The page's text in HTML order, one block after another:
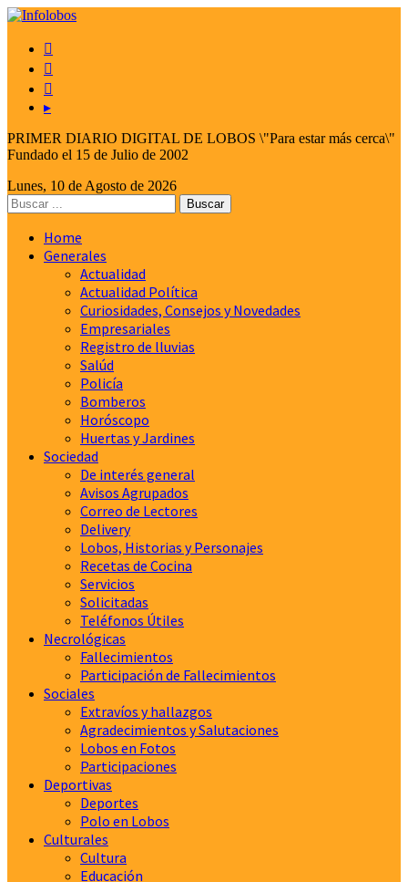



▸
PRIMER DIARIO DIGITAL DE LOBOS \"Para estar más cerca\"
Fundado el 15 de Julio de 2002
Lunes, 10 de Agosto de 2026
Home
Generales
Actualidad
Actualidad Política
Curiosidades, Consejos y Novedades
Empresariales
Registro de lluvias
Salúd
Policía
Bomberos
Horóscopo
Huertas y Jardines
Sociedad
De interés general
Avisos Agrupados
Correo de Lectores
Delivery
Lobos, Historias y Personajes
Recetas de Cocina
Servicios
Solicitadas
Teléfonos Útiles
Necrológicas
Fallecimientos
Participación de Fallecimientos
Sociales
Extravíos y hallazgos
Agradecimientos y Salutaciones
Lobos en Fotos
Participaciones
Deportivas
Deportes
Polo en Lobos
Culturales
Cultura
Educación